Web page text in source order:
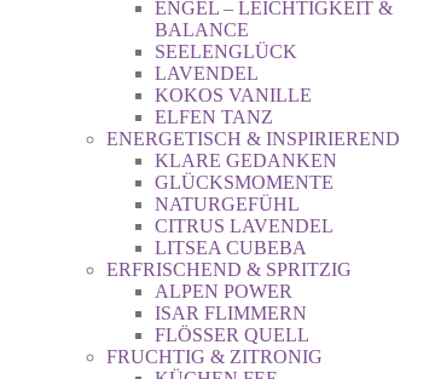
ENGEL – LEICHTIGKEIT &
BALANCE
SEELENGLÜCK
LAVENDEL
KOKOS VANILLE
ELFEN TANZ
ENERGETISCH & INSPIRIEREND
KLARE GEDANKEN
GLÜCKSMOMENTE
NATURGEFÜHL
CITRUS LAVENDEL
LITSEA CUBEBA
ERFRISCHEND & SPRITZIG
ALPEN POWER
ISAR FLIMMERN
FLÖSSER QUELL
FRUCHTIG & ZITRONIG